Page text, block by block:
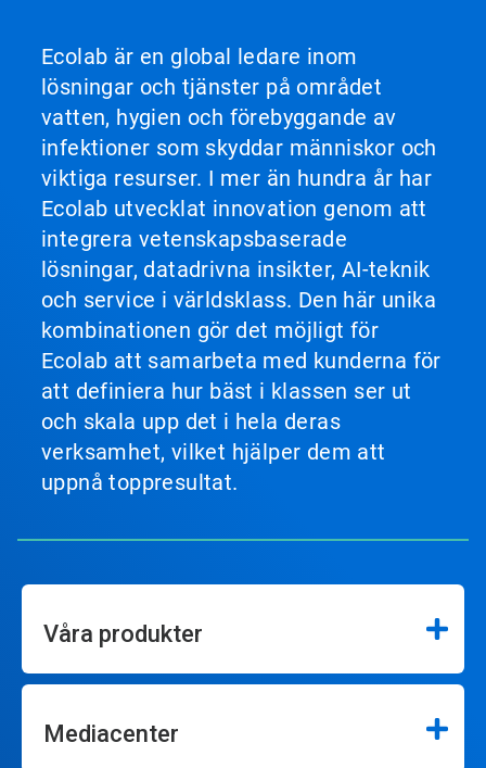
Ecolab är en global ledare inom
lösningar och tjänster på området
vatten, hygien och förebyggande av
infektioner som skyddar människor och
viktiga resurser. I mer än hundra år har
Ecolab utvecklat innovation genom att
integrera vetenskapsbaserade
lösningar, datadrivna insikter, AI-teknik
och service i världsklass. Den här unika
kombinationen gör det möjligt för
Ecolab att samarbeta med kunderna för
att definiera hur bäst i klassen ser ut
och skala upp det i hela deras
verksamhet, vilket hjälper dem att
uppnå toppresultat.
Våra produkter
Mediacenter